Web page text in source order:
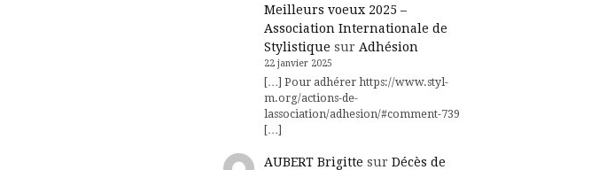
Meilleurs voeux 2025 –
Association Internationale de
Stylistique sur Adhésion
22 janvier 2025
[…] Pour adhérer https://www.styl-
m.org/actions-de-
lassociation/adhesion/#comment-739
[…]
AUBERT Brigitte sur Décès de